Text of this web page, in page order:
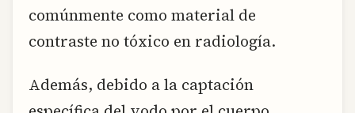
comúnmente como material de
contraste no tóxico en radiología.
Además, debido a la captación